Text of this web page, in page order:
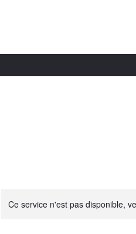
Ce service n'est pas disponible,